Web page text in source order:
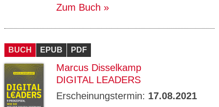
Zum Buch
BUCH EPUB PDF
Marcus Disselkamp
DIGITAL LEADERS
Erscheinungstermin: 17.08.2021